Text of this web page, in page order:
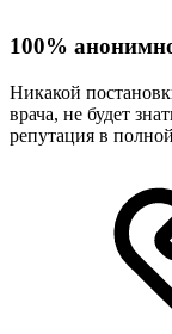
100%
Никакой
врача, не будет
репутация в